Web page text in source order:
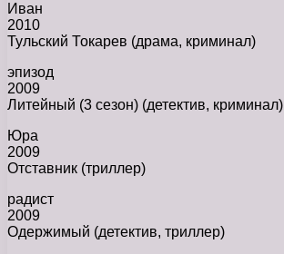
Иван
2010
Тульский Токарев (драма, криминал)
эпизод
2009
Литейный (3 сезон) (детектив, криминал)
Юра
2009
Отставник (триллер)
радист
2009
Одержимый (детектив, триллер)